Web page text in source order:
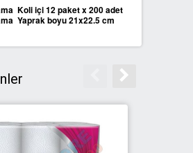
Koli içi 12 paket x 200 adet
Yaprak boyu 21x22.5 cm